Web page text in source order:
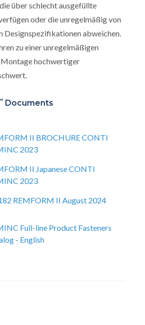
über schlecht ausgefüllte
oder die unregelmäßig von
Designspezifikationen abweichen.
zu einer unregelmäßigen
Montage hochwertiger
Documents
II BROCHURE CONTI
2023
II Japanese CONTI
2023
REMFORM II August 2024
Full-line Product Fasteners
- English